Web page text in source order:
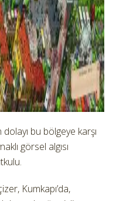
bu bölgeye karşı
görsel algısı
Kumkapı’da,